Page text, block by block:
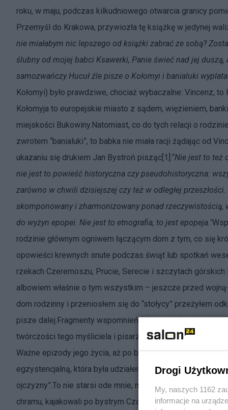
roku, w maju, podczas kilkudniowego otwarcia granicy
Przemyśl do Krakowa, przywiozła tę książkę w jedynej
nie miałabym nic lepszego od książki zabrać ze sobą?
ślubny od mojej babci Ksawerki, Panie świeć nad jej
samozwańczy Hucuł źle pisze o Kołomyi i banialuki
Kołomyi) było prawdziwe, chociaż wybaczalne: Vincenz,
Kołomyja to europejskie miasto z sądem, więzieniem,
miejskości Bukowiny.Natomiast, co do tych relacji o
zwrotem “banialuki”, to babka nie miała racji żądając od
ukazaniu się drukiem Jan Bystroń pisząc[1]:“Nie jest to też
nie jest to powieść historyczna czy pseudohistoryczna:
zarówno w chwili dzisiejszej czy też w odległej
skomponowany i zharmonizowany ponad
do wyżyn epopei. Nie jest to etnografia, to jest epopeja."
rodzinie głównym ogniwem łączącym dom z tym, co się
opowieści krewnych snute podczas świąt lub spotkań
rzekach Czeremoszu, Prucie, Serecie i szczytach
albowiem właśnie o tym wszystkim – jeszcze przed
dom rodzinny i przeniosłem się do “stołycy” przeżyłem
pisze dalej.Fragmenty wspomnień “Dialogi z Sowietami”
twórczości tego myśliciela i pisarza. Zgromadziłem w
Ważne epizody jego życia, aż po bolesne odejście,
egzystencjalną, która była udziałem moje rodziny (a
ojczyzny”.To nie starsi ode mnie, moi krewni, wędrowali
chramu, kajakowali po bystrym Czarnym Czeremoszu lub
Drogi
My, naszych 1162
informacje na